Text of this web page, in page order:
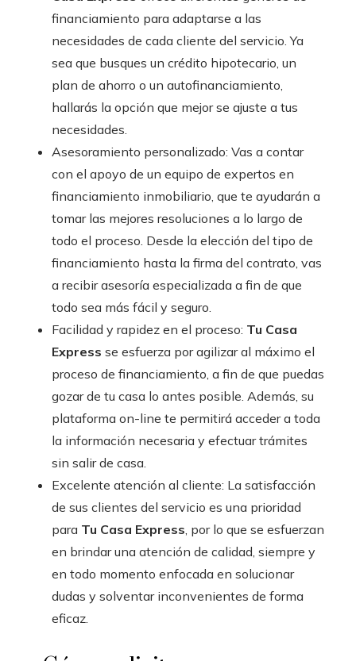
financiamiento para adaptarse a las
necesidades de cada cliente del servicio. Ya
sea que busques un crédito hipotecario, un
plan de ahorro o un autofinanciamiento,
hallarás la opción que mejor se ajuste a tus
necesidades.
Asesoramiento personalizado: Vas a contar
con el apoyo de un equipo de expertos en
financiamiento inmobiliario, que te ayudarán a
tomar las mejores resoluciones a lo largo de
todo el proceso. Desde la elección del tipo de
financiamiento hasta la firma del contrato, vas
a recibir asesoría especializada a fin de que
todo sea más fácil y seguro.
Facilidad y rapidez en el proceso: Tu Casa
Express se esfuerza por agilizar al máximo el
proceso de financiamiento, a fin de que puedas
gozar de tu casa lo antes posible. Además, su
plataforma on-line te permitirá acceder a toda
la información necesaria y efectuar trámites
sin salir de casa.
Excelente atención al cliente: La satisfacción
de sus clientes del servicio es una prioridad
para Tu Casa Express , por lo que se esfuerzan
en brindar una atención de calidad, siempre y
en todo momento enfocada en solucionar
dudas y solventar inconvenientes de forma
eficaz.